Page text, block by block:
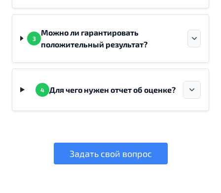
3
Можно ли гарантировать
положительный результат?
4 Для чего нужен отчет об оценке?
Задать свой вопрос